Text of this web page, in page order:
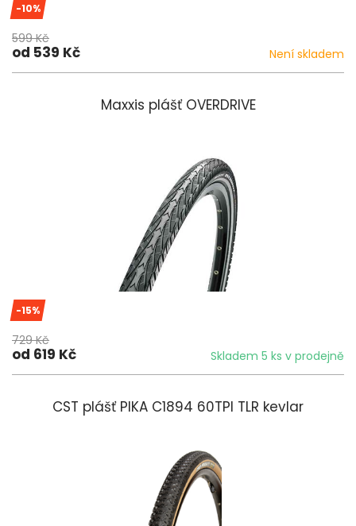
-10%
599 Kč
od 539 Kč Není skladem
Maxxis plášť OVERDRIVE
-15%
729 Kč
od 619 Kč Skladem 5 ks v prodejně
CST plášť PIKA C1894 60TPI TLR kevlar